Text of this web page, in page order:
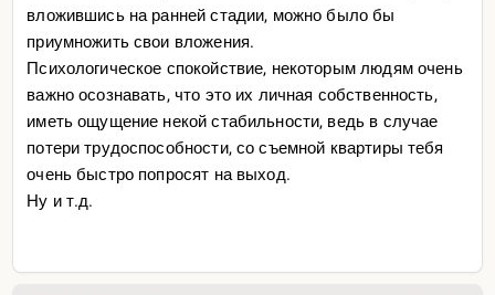
вложившись на ранней стадии, можно было бы
приумножить свои вложения.
Психологическое спокойствие, некоторым людям очень
важно осознавать, что это их личная собственность,
иметь ощущение некой стабильности, ведь в случае
потери трудоспособности, со съемной квартиры тебя
очень быстро попросят на выход.
Ну и т.д.